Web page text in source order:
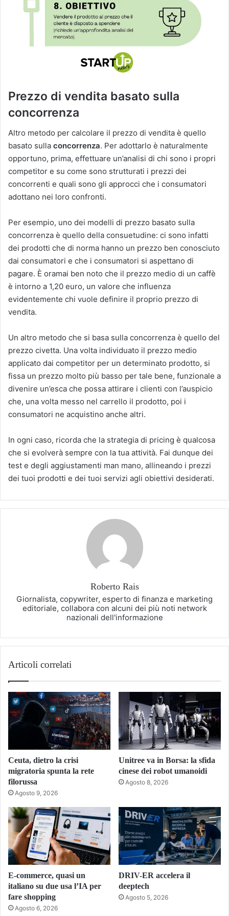
Prezzo di vendita basato sulla
concorrenza
Altro metodo per calcolare il prezzo di vendita è quello
basato sulla concorrenza. Per adottarlo è naturalmente
opportuno, prima, effettuare un’analisi di chi sono i propri
competitor e su come sono strutturati i prezzi dei
concorrenti e quali sono gli approcci che i consumatori
adottano nei loro confronti.
Per esempio, uno dei modelli di prezzo basato sulla
concorrenza è quello della consuetudine: ci sono infatti
dei prodotti che di norma hanno un prezzo ben conosciuto
dai consumatori e che i consumatori si aspettano di
pagare. È oramai ben noto che il prezzo medio di un caffè
è intorno a 1,20 euro, un valore che influenza
evidentemente chi vuole definire il proprio prezzo di
vendita.
Un altro metodo che si basa sulla concorrenza è quello del
prezzo civetta. Una volta individuato il prezzo medio
applicato dai competitor per un determinato prodotto, si
fissa un prezzo molto più basso per tale bene, funzionale a
divenire un’esca che possa attirare i clienti con l’auspicio
che, una volta messo nel carrello il prodotto, poi i
consumatori ne acquistino anche altri.
In ogni caso, ricorda che la strategia di pricing è qualcosa
che si evolverà sempre con la tua attività. Fai dunque dei
test e degli aggiustamenti man mano, allineando i prezzi
dei tuoi prodotti e dei tuoi servizi agli obiettivi desiderati.
Roberto Rais
Giornalista, copywriter, esperto di finanza e marketing
editoriale, collabora con alcuni dei più noti network
nazionali dell'informazione
Articoli correlati
Ceuta, dietro la crisi
migratoria spunta la rete
filorussa
Agosto 9, 2026
Unitree va in Borsa: la sfida
cinese dei robot umanoidi
Agosto 8, 2026
E-commerce, quasi un
italiano su due usa l’IA per
fare shopping
Agosto 6, 2026
DRIV-ER accelera il
deeptech
Agosto 5, 2026